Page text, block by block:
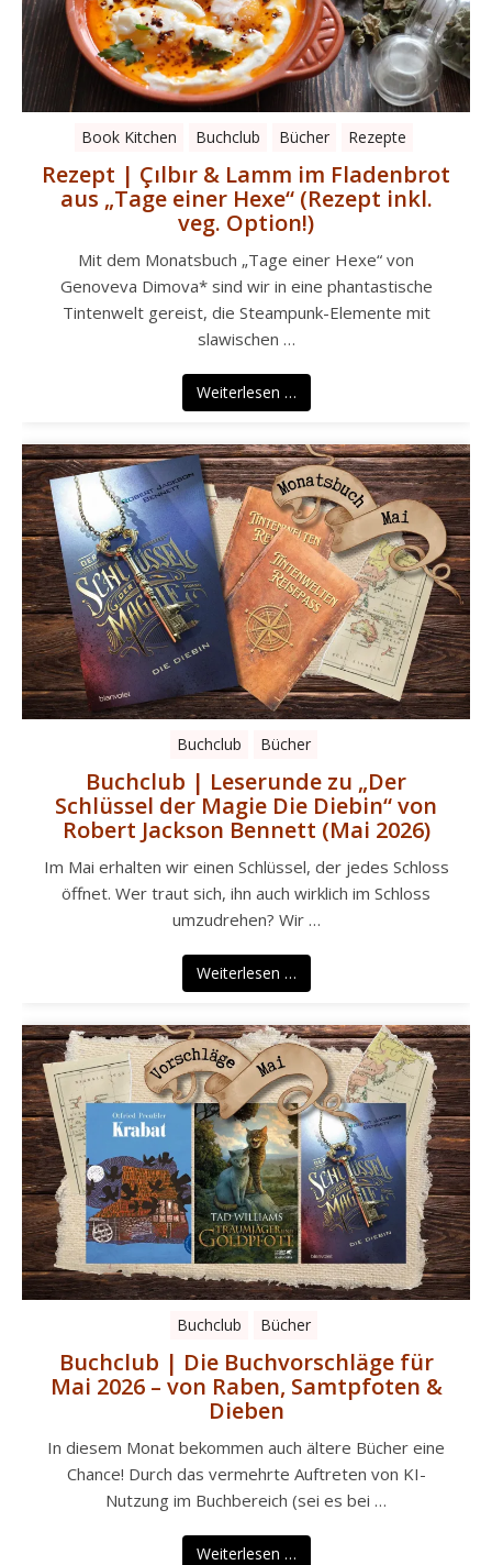
Book Kitchen Buchclub Bücher Rezepte
Rezept | Çılbır & Lamm im Fladenbrot
aus „Tage einer Hexe“ (Rezept inkl.
veg. Option!)
Mit dem Monatsbuch „Tage einer Hexe“ von
Genoveva Dimova* sind wir in eine phantastische
Tintenwelt gereist, die Steampunk-Elemente mit
slawischen …
Weiterlesen …
Buchclub Bücher
Buchclub | Leserunde zu „Der
Schlüssel der Magie Die Diebin“ von
Robert Jackson Bennett (Mai 2026)
Im Mai erhalten wir einen Schlüssel, der jedes Schloss
öffnet. Wer traut sich, ihn auch wirklich im Schloss
umzudrehen? Wir …
Weiterlesen …
Buchclub Bücher
Buchclub | Die Buchvorschläge für
Mai 2026 – von Raben, Samtpfoten &
Dieben
In diesem Monat bekommen auch ältere Bücher eine
Chance! Durch das vermehrte Auftreten von KI-
Nutzung im Buchbereich (sei es bei …
Weiterlesen …